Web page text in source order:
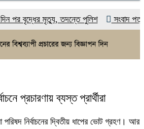
বৃদ্ধের মৃত্যু, তদন্তে পুলিশ সংবাদ পত্রই যে
প্রচারণায় ব্যস্ত প্রার্থীরা
নির্বাচনের দ্বিতীয় ধাপের ভোট গ্রহণ। আর